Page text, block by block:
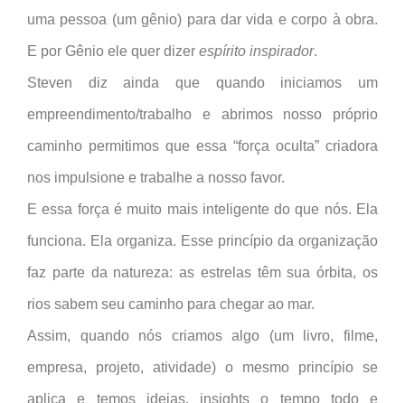
uma pessoa (um gênio) para dar vida e corpo à obra.
E por Gênio ele quer dizer espírito inspirador.
Steven diz ainda que quando iniciamos um
empreendimento/trabalho e abrimos nosso próprio
caminho permitimos que essa “força oculta” criadora
nos impulsione e trabalhe a nosso favor.
E essa força é muito mais inteligente do que nós. Ela
funciona. Ela organiza. Esse princípio da organização
faz parte da natureza: as estrelas têm sua órbita, os
rios sabem seu caminho para chegar ao mar.
Assim, quando nós criamos algo (um livro, filme,
empresa, projeto, atividade) o mesmo princípio se
aplica e temos ideias, insights o tempo todo e